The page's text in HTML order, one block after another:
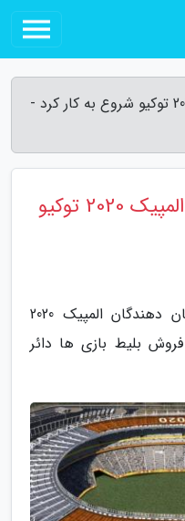
سایت فروش بلیط های المپیک 2020 توکیو شروع به کار کرد -
سایت فروش بلیط های المپیک 2020 توکیو
به گزارش مجله سرگرمی، سازمان دهندگان المپیک 2020
بلیط بازی ها دائر